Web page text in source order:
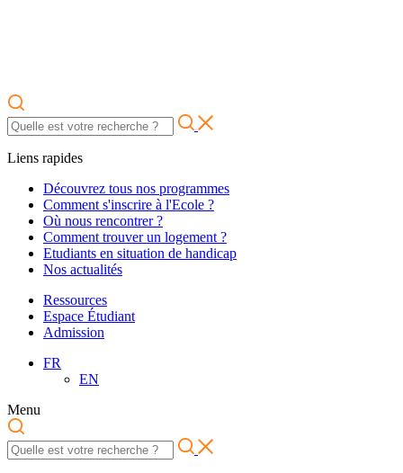
Liens rapides
Découvrez tous nos programmes
Comment s'inscrire à l'Ecole ?
Où nous rencontrer ?
Comment trouver un logement ?
Etudiants en situation de handicap
Nos actualités
Ressources
Espace Étudiant
Admission
FR
EN
Menu